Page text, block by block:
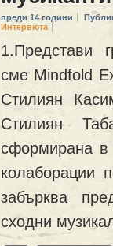
преди 14 години
Интервюта
1.Представи
сме Mindfold
Стилиян
Стилиян
сформирана в
колаборации
забърква
сходни